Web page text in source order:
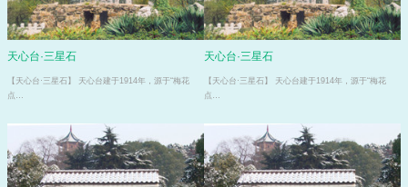
天心台·三星石
【天心台·三星石】 天心台建于1914年，源于“梅花
点…
天心台·三星石
【天心台·三星石】 天心台建于1914年，源于“梅花
点…